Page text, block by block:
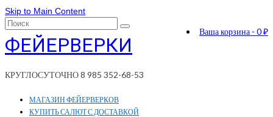
Skip to Main Content
Ваша корзина - 0₽
Поиск:
ФЕЙЕРВЕРКИ
КРУГЛОСУТОЧНО 8 985 352-68-53
МАГАЗИН ФЕЙЕРВЕРКОВ
КУПИТЬ САЛЮТ С ДОСТАВКОЙ